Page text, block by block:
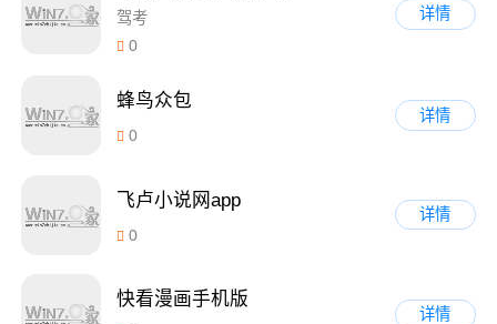
驾考
0
详情
蜂鸟众包
0
详情
飞卢小说网app
0
详情
快看漫画手机版
详情